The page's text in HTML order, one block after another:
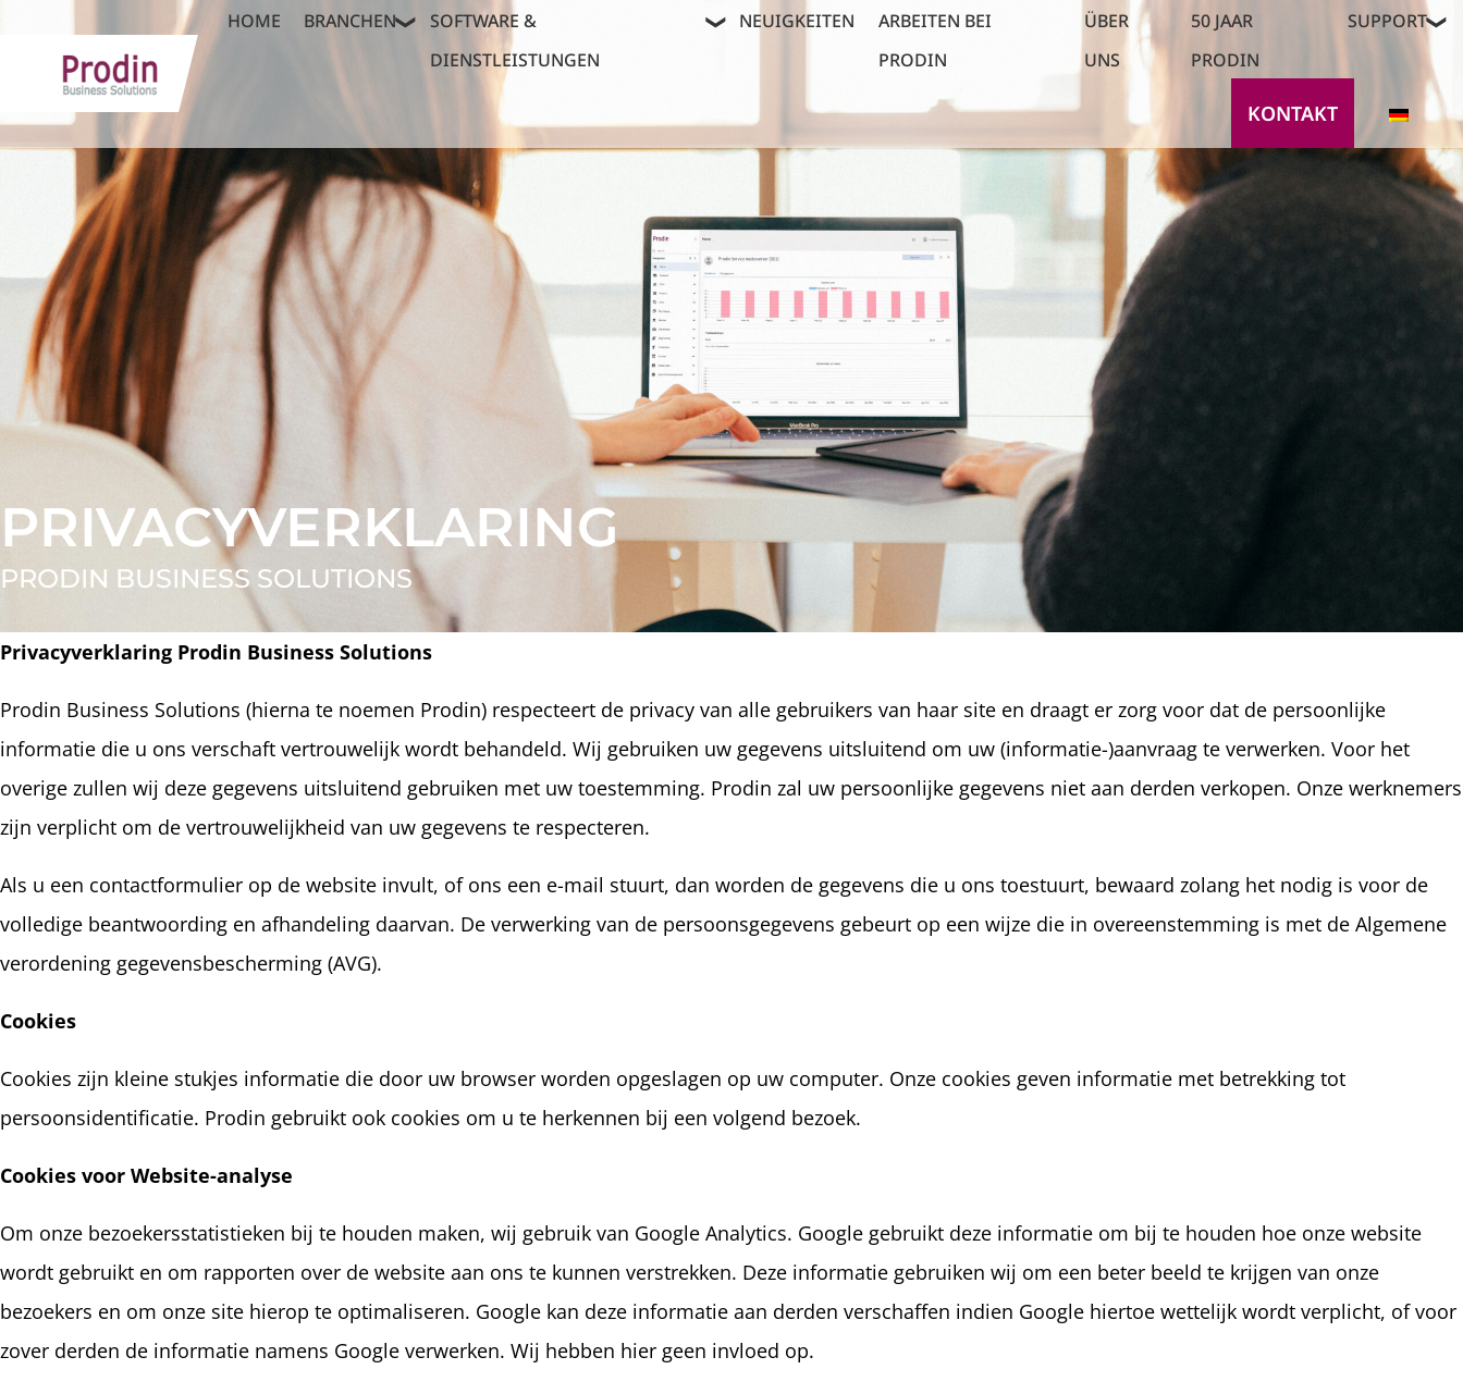
HOME BRANCHEN
SOFTWARE &
DIENSTLEISTUNGEN
NEUIGKEITEN
ARBEITEN BEI
PRODIN
ÜBER
UNS
50 JAAR
PRODIN
SUPPORT
KONTAKT
PRIVACYVERKLARING
PRODIN BUSINESS SOLUTIONS
Privacyverklaring Prodin Business Solutions
Prodin Business Solutions (hierna te noemen Prodin) respecteert de privacy van alle gebruikers van haar site en draagt er zorg voor dat de persoonlijke
informatie die u ons verschaft vertrouwelijk wordt behandeld. Wij gebruiken uw gegevens uitsluitend om uw (informatie-)aanvraag te verwerken. Voor het
overige zullen wij deze gegevens uitsluitend gebruiken met uw toestemming. Prodin zal uw persoonlijke gegevens niet aan derden verkopen. Onze werknemers
zijn verplicht om de vertrouwelijkheid van uw gegevens te respecteren.
Als u een contactformulier op de website invult, of ons een e-mail stuurt, dan worden de gegevens die u ons toestuurt, bewaard zolang het nodig is voor de
volledige beantwoording en afhandeling daarvan. De verwerking van de persoonsgegevens gebeurt op een wijze die in overeenstemming is met de Algemene
verordening gegevensbescherming (AVG).
Cookies
Cookies zijn kleine stukjes informatie die door uw browser worden opgeslagen op uw computer. Onze cookies geven informatie met betrekking tot
persoonsidentificatie. Prodin gebruikt ook cookies om u te herkennen bij een volgend bezoek.
Cookies voor Website-analyse
Om onze bezoekersstatistieken bij te houden maken, wij gebruik van Google Analytics. Google gebruikt deze informatie om bij te houden hoe onze website
wordt gebruikt en om rapporten over de website aan ons te kunnen verstrekken. Deze informatie gebruiken wij om een beter beeld te krijgen van onze
bezoekers en om onze site hierop te optimaliseren. Google kan deze informatie aan derden verschaffen indien Google hiertoe wettelijk wordt verplicht, of voor
zover derden de informatie namens Google verwerken. Wij hebben hier geen invloed op.